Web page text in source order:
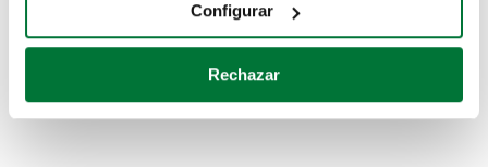
Identificar su dispositivo analizándolo activamente
para buscar características específicas (huellas
Obtenga más información sobre cómo se procesan sus
Configurar
Rechazar